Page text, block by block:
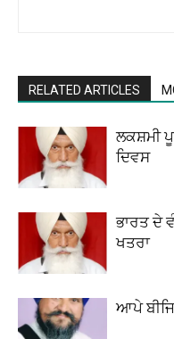
RELATED ARTICLES
ਲਕਸ਼ਮੀ
ਦਿਵਸ
ਭਾਰਤ ਦੇ
ਖਤਰਾ
ਆਪੇ